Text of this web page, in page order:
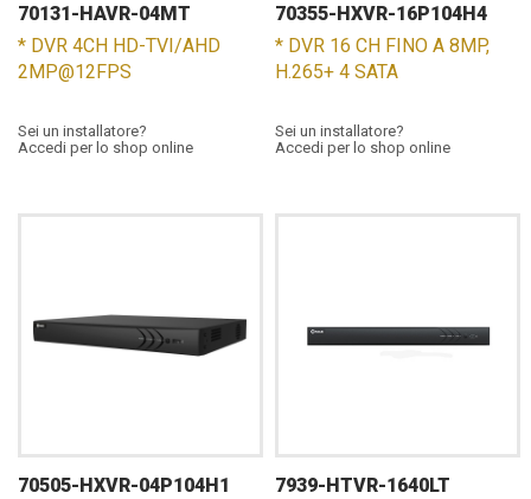
70131-HAVR-04MT
* DVR 4CH HD-TVI/AHD
2MP@12FPS
Sei un installatore?
Accedi per lo shop online
70355-HXVR-16P104H4
* DVR 16 CH FINO A 8MP,
H.265+ 4 SATA
Sei un installatore?
Accedi per lo shop online
70505-HXVR-04P104H1
7939-HTVR-1640LT